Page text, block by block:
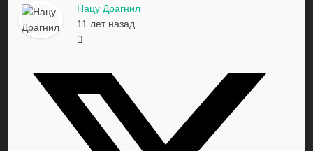
Нацу Драгнил
11 лет назад